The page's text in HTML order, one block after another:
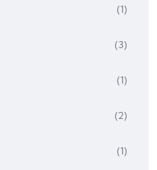
(1)
(3)
(1)
(2)
(1)